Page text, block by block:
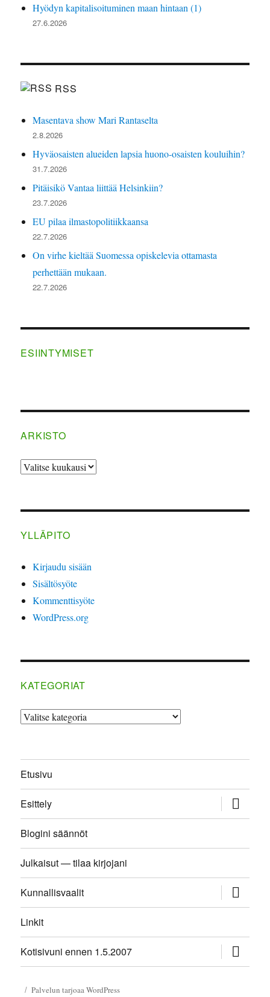
Hyödyn kapitalisoituminen maan hintaan (1)
27.6.2026
RSS
Masentava show Mari Rantaselta
2.8.2026
Hyväosaisten alueiden lapsia huono-osaisten kouluihin?
31.7.2026
Pitäisikö Vantaa liittää Helsinkiin?
23.7.2026
EU pilaa ilmastopolitiikkaansa
22.7.2026
On virhe kieltää Suomessa opiskelevia ottamasta
perhettään mukaan.
22.7.2026
ESIINTYMISET
ARKISTO
ARKISTO
YLLÄPITO
Kirjaudu sisään
Sisältösyöte
Kommenttisyöte
WordPress.org
KATEGORIAT
Kategoriat
Etusivu
Esittely näytä
alavalikko
Blogini säännöt
Julkaisut — tilaa kirjojani
Kunnallisvaalit näytä
alavalikko
Linkit
Kotisivuni ennen 1.5.2007 näytä
alavalikko
Palvelun tarjoaa WordPress